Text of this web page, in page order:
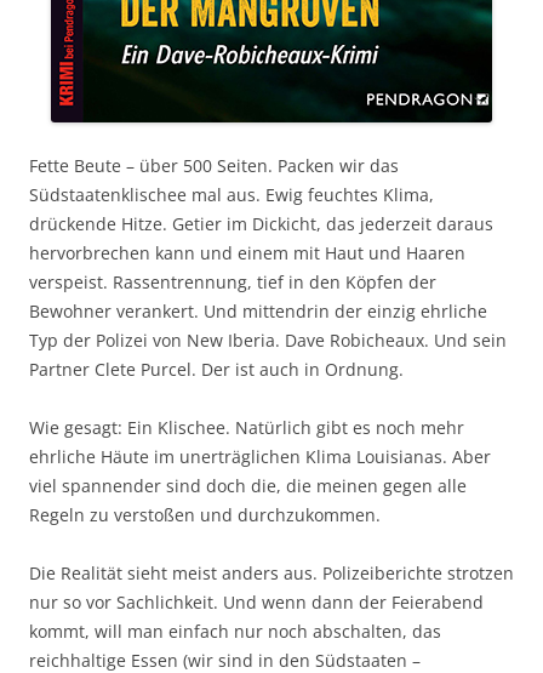
Fette Beute – über 500 Seiten. Packen wir das
Südstaatenklischee mal aus. Ewig feuchtes Klima,
drückende Hitze. Getier im Dickicht, das jederzeit daraus
hervorbrechen kann und einem mit Haut und Haaren
verspeist. Rassentrennung, tief in den Köpfen der
Bewohner verankert. Und mittendrin der einzig ehrliche
Typ der Polizei von New Iberia. Dave Robicheaux. Und sein
Partner Clete Purcel. Der ist auch in Ordnung.
Wie gesagt: Ein Klischee. Natürlich gibt es noch mehr
ehrliche Häute im unerträglichen Klima Louisianas. Aber
viel spannender sind doch die, die meinen gegen alle
Regeln zu verstoßen und durchzukommen.
Die Realität sieht meist anders aus. Polizeiberichte strotzen
nur so vor Sachlichkeit. Und wenn dann der Feierabend
kommt, will man einfach nur noch abschalten, das
reichhaltige Essen (wir sind in den Südstaaten –